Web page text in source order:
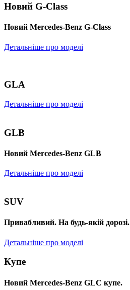
Новий G-Class
Новий Mercedes-Benz G-Class
Детальніше про моделі
GLA
Детальніше про моделі
GLB
Новий Mercedes-Benz GLB
Детальніше про моделі
SUV
Привабливий. На будь-якій дорозі.
Детальніше про моделі
Купе
Новий Mercedes-Benz GLС купе.